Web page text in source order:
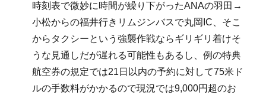
時刻表で微妙に時間が繰り下がったANAの羽田→
小松からの福井行きリムジンバスで丸岡IC、そこ
からタクシーという強襲作戦ならギリギリ着けそ
うな見通しだが遅れる可能性もあるし、例の特典
航空券の規定では21日以内の予約に対して75米ド
ルの手数料がかかるので現況では9,000円超のお